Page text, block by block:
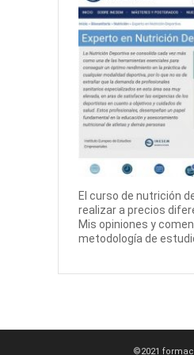
El curso de nutrición
realizar a precios
Mis opiniones y
metodología de
©2021